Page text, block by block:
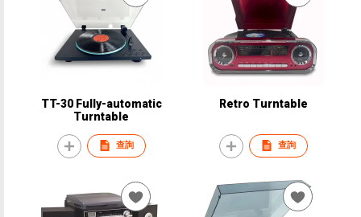
TT-30 Fully-automatic
Turntable
查詢
Retro Turntable
查詢